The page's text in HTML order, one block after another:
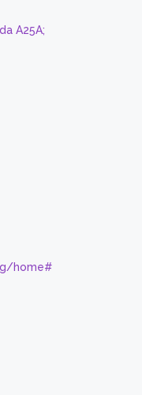
A25A;
home#